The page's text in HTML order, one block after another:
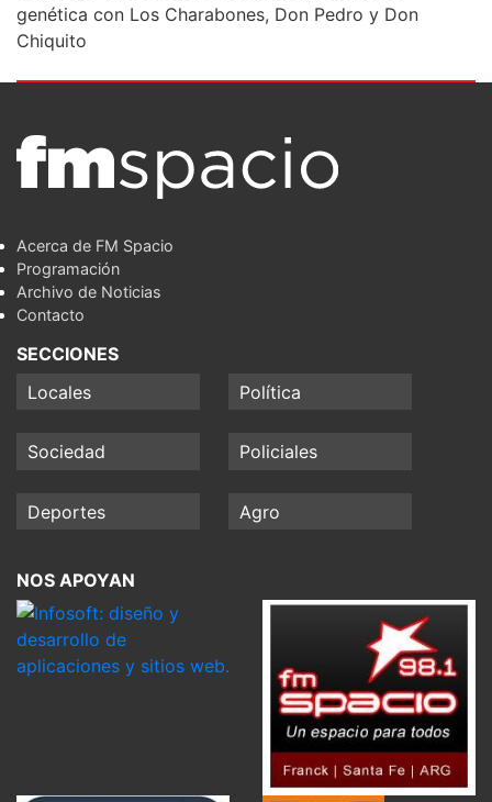
genética con Los Charabones, Don Pedro y Don
Chiquito
Acerca de FM Spacio
Programación
Archivo de Noticias
Contacto
SECCIONES
Locales
Política
Sociedad Policiales
Deportes Agro
NOS APOYAN